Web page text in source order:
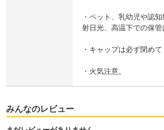
・ペット、乳幼児や認
射日光、高温下での保管
・キャップは必ず閉めて
・火気注意。
みんなのレビュー